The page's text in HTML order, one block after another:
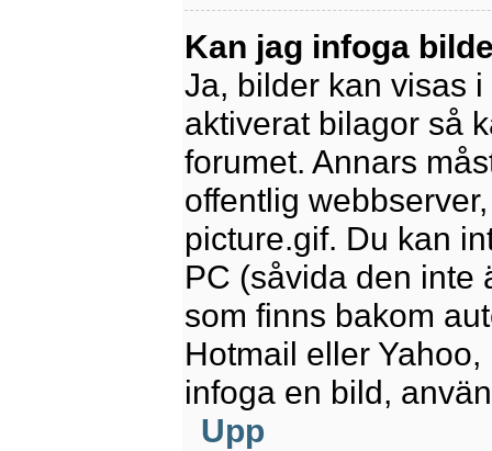
Kan jag infoga
Ja, bilder kan visas
aktiverat bilagor så
forumet. Annars
offentlig
picture.gif. Du kan
PC (såvida den inte
som finns bakom
Hotmail eller
infoga en bild,
Upp